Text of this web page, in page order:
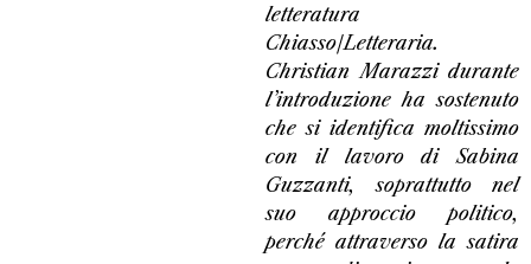
letteratura
Chiasso/Letteraria.
Christian Marazzi durante
l’introduzione ha sostenuto
che si identifica moltissimo
con il lavoro di Sabina
Guzzanti, soprattutto nel
suo approccio politico,
perché attraverso la satira